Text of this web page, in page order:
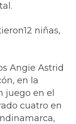
niñas,
Angie Astrid
en la
juego en el
cuatro en